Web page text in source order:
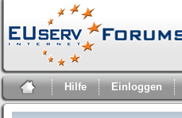
Hilfe Einloggen